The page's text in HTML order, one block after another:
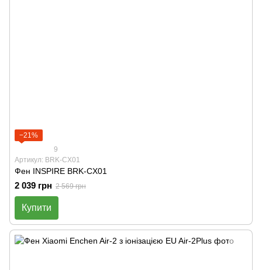
−21%
9
Артикул: BRK-CX01
Фен INSPIRE BRK-CX01
2 039 грн 2 569 грн
Купити